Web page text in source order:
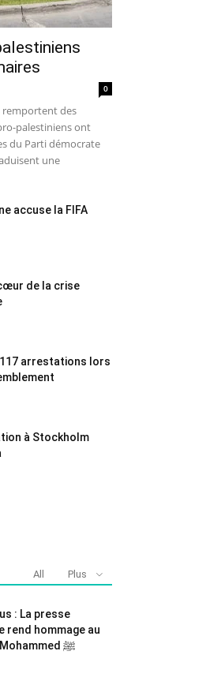
0
remportent des
palestiniens ont
du Parti démocrate
une
accuse la FIFA
de la crise
arrestations lors
à Stockholm
All Plus
: La presse
rend hommage au
Prophète Mohammed ﷺ